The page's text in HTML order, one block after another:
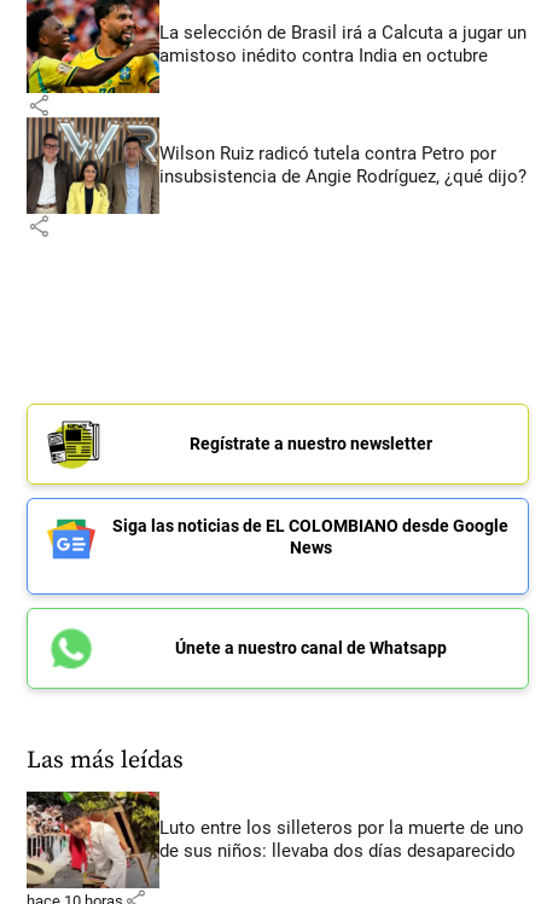
La selección de Brasil irá a Calcuta a jugar un
amistoso inédito contra India en octubre
share
Wilson Ruiz radicó tutela contra Petro por
insubsistencia de Angie Rodríguez, ¿qué dijo?
share
Regístrate a nuestro newsletter
Siga las noticias de EL COLOMBIANO desde Google
News
Únete a nuestro canal de Whatsapp
Las más leídas
Luto entre los silleteros por la muerte de uno
de sus niños: llevaba dos días desaparecido
hace 10 horas